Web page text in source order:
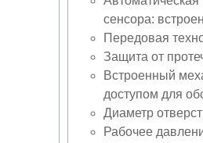
сенсора:
Передовая
Защита от
Встроенный
доступом для
Диаметр
Рабочее